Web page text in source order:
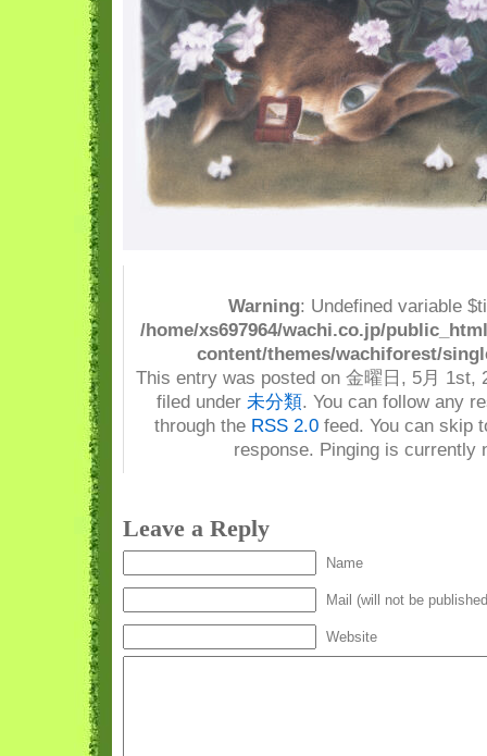
Warning: Undefined variable
/home/xs697964/wachi.co.jp/
content/themes/wachiforest/
This entry was posted on 金曜日, 5月 1st,
filed under 未分類. You can follow any
through the RSS 2.0 feed. You can skip
response. Pinging is currently
Leave a Reply
Name
Mail (will not be
Website